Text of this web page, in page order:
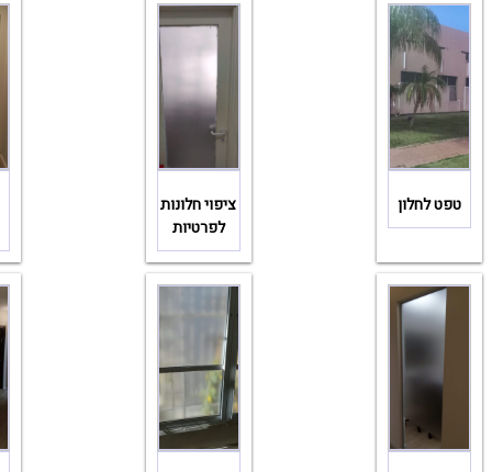
טפט לחלון
ציפוי חלונות
לפרטיות